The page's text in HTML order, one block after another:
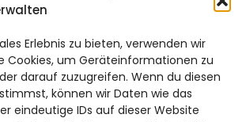
Erlebnis zu bieten, verwenden wir
Cookies, um Geräteinformationen zu
darauf zuzugreifen. Wenn du diesen
können wir Daten wie das
eindeutige IDs auf dieser Website
– 65